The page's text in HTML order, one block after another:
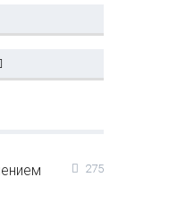
275